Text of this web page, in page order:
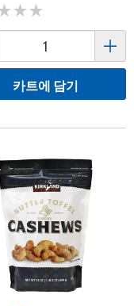
★★
★★
카트에 담기